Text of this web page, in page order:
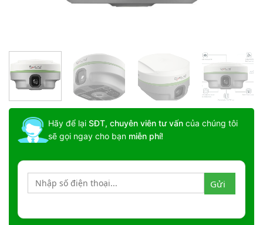
Hãy để lại SĐT, chuyên viên tư vấn của chúng tôi
sẽ gọi ngay cho bạn miễn phí!